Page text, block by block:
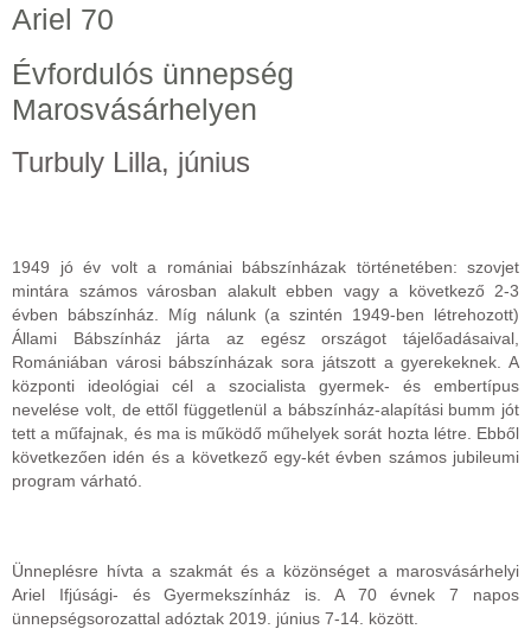
Ariel 70
Évfordulós ünnepség
Marosvásárhelyen
Turbuly Lilla, június
1949 jó év volt a romániai bábszínházak történetében: szovjet
mintára számos városban alakult ebben vagy a következő 2-3
évben bábszínház. Míg nálunk (a szintén 1949-ben létrehozott)
Állami Bábszínház járta az egész országot tájelőadásaival,
Romániában városi bábszínházak sora játszott a gyerekeknek. A
központi ideológiai cél a szocialista gyermek- és embertípus
nevelése volt, de ettől függetlenül a bábszínház-alapítási bumm jót
tett a műfajnak, és ma is működő műhelyek sorát hozta létre. Ebből
következően idén és a következő egy-két évben számos jubileumi
program várható.
Ünneplésre hívta a szakmát és a közönséget a marosvásárhelyi
Ariel Ifjúsági- és Gyermekszínház is. A 70 évnek 7 napos
ünnepségsorozattal adóztak 2019. június 7-14. között.